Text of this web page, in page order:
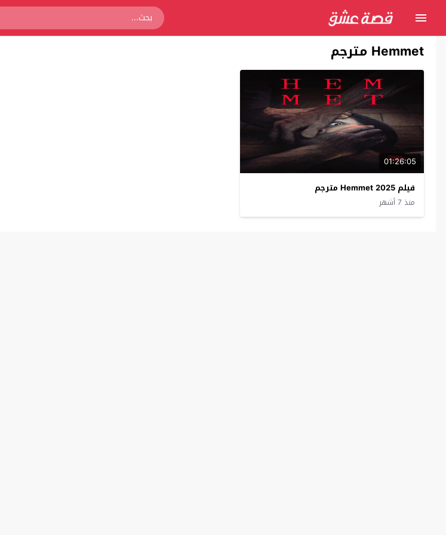
Hemmet مترجم
01:26:05
فيلم Hemmet 2025 مترجم
منذ 7 أشهر